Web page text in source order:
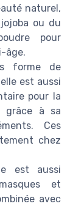
naturel,
ou du
pour
âge.
forme de
est aussi
pour la
grâce à sa
Ces
chez
est aussi
et
avec